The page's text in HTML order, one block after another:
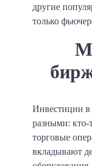
другие
только
Инвестиции
разными: кто-
торговые
вкладывают